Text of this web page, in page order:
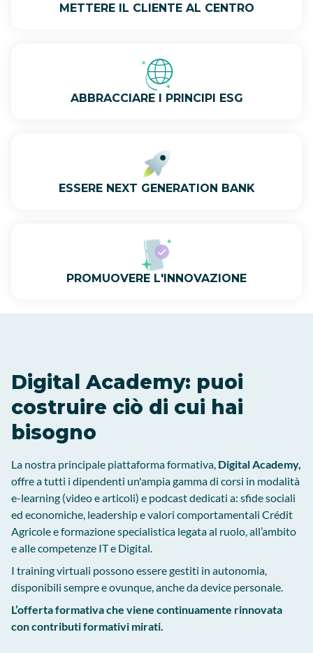
METTERE IL CLIENTE AL CENTRO
ABBRACCIARE I PRINCIPI ESG
ESSERE NEXT GENERATION BANK
PROMUOVERE L'INNOVAZIONE
Digital Academy: puoi
costruire ciò di cui hai
bisogno
La nostra principale piattaforma formativa, Digital Academy,
offre a tutti i dipendenti un'ampia gamma di corsi in modalità
e-learning (video e articoli) e podcast dedicati a: sfide sociali
ed economiche, leadership e valori comportamentali Crédit
Agricole e formazione specialistica legata al ruolo, all’ambito
e alle competenze IT e Digital.
I training virtuali possono essere gestiti in autonomia,
disponibili sempre e ovunque, anche da device personale.
L’offerta formativa che viene continuamente rinnovata
con contributi formativi mirati.